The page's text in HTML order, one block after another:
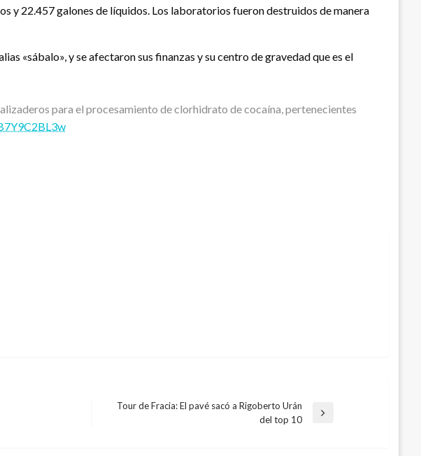
y 22.457 galones de líquidos. Los laboratorios fueron destruidos de manera
«sábalo», y se afectaron sus finanzas y su centro de gravedad que es el
para el procesamiento de clorhidrato de cocaína, pertenecientes
Tour de Fracia: El pavé sacó a Rigoberto Urán
del top 10